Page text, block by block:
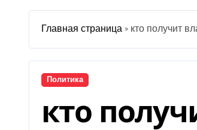
Главная страница » кто получит
Политика
кто